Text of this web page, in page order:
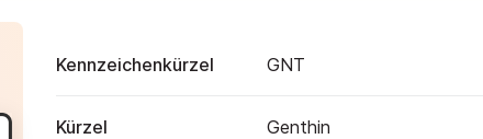
Kennzeichenkürzel GNT
Kürzel Genthin